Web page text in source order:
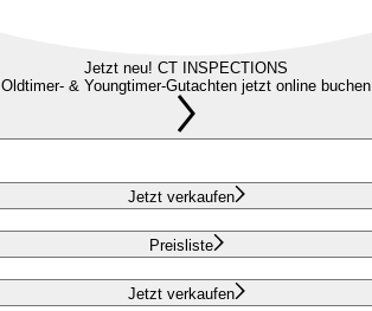
Jetzt neu! CT INSPECTIONS
Oldtimer- & Youngtimer-Gutachten jetzt online buchen
Jetzt verkaufen
Preisliste
Jetzt verkaufen